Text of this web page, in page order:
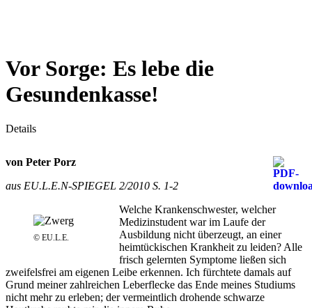
Vor Sorge: Es lebe die
Gesundenkasse!
Details
von Peter Porz
aus EU.L.E.N-SPIEGEL 2/2010 S. 1-2
© EU.L.E.
Welche Krankenschwester, welcher
Medizinstudent war im Laufe der
Ausbildung nicht überzeugt, an einer
heimtückischen Krankheit zu leiden? Alle
frisch gelernten Symptome ließen sich
zweifelsfrei am eigenen Leibe erkennen. Ich fürchtete damals auf
Grund meiner zahlreichen Leberflecke das Ende meines Studiums
nicht mehr zu erleben; der vermeintlich drohende schwarze